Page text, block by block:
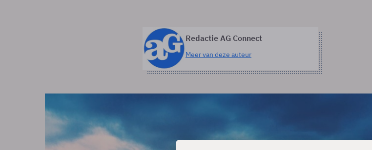
Redactie AG Connect
Meer van deze auteur